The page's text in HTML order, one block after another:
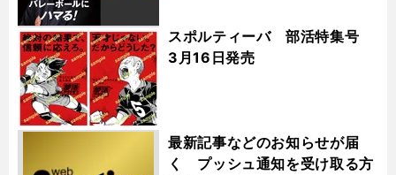
スポルティーバ 部活特集号
3月16日発売
最新記事などのお知らせが届
く プッシュ通知を受け取る方